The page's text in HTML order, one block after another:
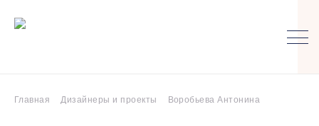
Главная Дизайнеры и проекты Воробьева Антонина